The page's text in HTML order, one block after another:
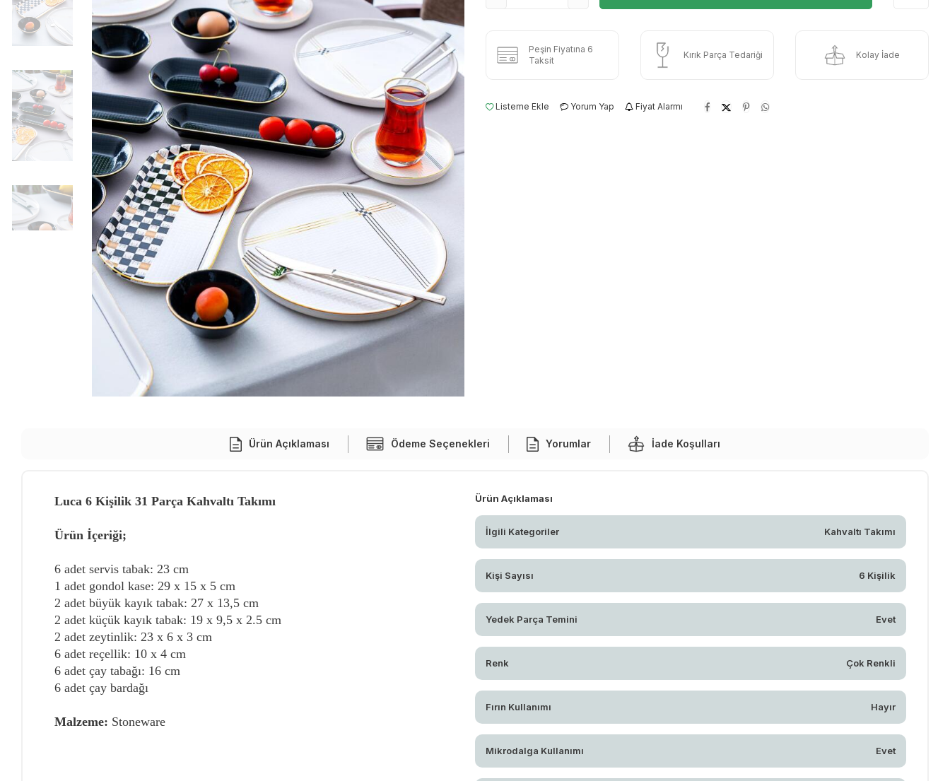
Peşin Fiyatına 6
Taksit
Kırık Parça Tedariği Kolay İade
Listeme Ekle Yorum Yap Fiyat Alarmı
Ürün Açıklaması Ödeme Seçenekleri Yorumlar İade Koşulları
Luca 6 Kişilik 31 Parça Kahvaltı Takımı
Ürün İçeriği;
6 adet servis tabak: 23 cm
1 adet gondol kase: 29 x 15 x 5 cm
2 adet büyük kayık tabak: 27 x 13,5 cm
2 adet küçük kayık tabak: 19 x 9,5 x 2.5 cm
2 adet zeytinlik: 23 x 6 x 3 cm
6 adet reçellik: 10 x 4 cm
6 adet çay tabağı: 16 cm
6 adet çay bardağı
Malzeme: Stoneware
Ürün Açıklaması
İlgili Kategoriler Kahvaltı Takımı
Kişi Sayısı 6 Kişilik
Yedek Parça Temini Evet
Renk Çok Renkli
Fırın Kullanımı Hayır
Mikrodalga Kullanımı Evet